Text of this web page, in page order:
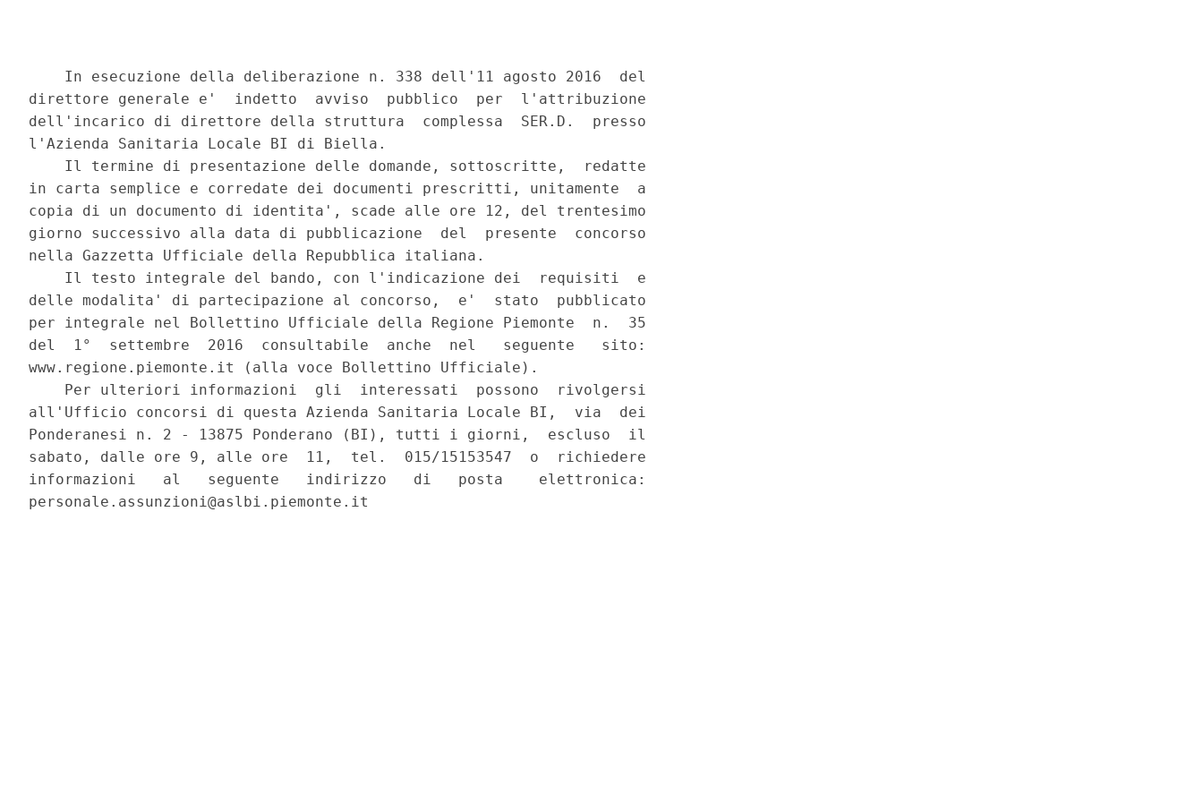
    In esecuzione della deliberazione n. 338 dell'11 agosto 2016  del
direttore generale e'  indetto  avviso  pubblico  per  l'attribuzione
dell'incarico di direttore della struttura  complessa  SER.D.  presso
l'Azienda Sanitaria Locale BI di Biella.
    Il termine di presentazione delle domande, sottoscritte,  redatte
in carta semplice e corredate dei documenti prescritti, unitamente  a
copia di un documento di identita', scade alle ore 12, del trentesimo
giorno successivo alla data di pubblicazione  del  presente  concorso
nella Gazzetta Ufficiale della Repubblica italiana.
    Il testo integrale del bando, con l'indicazione dei  requisiti  e
delle modalita' di partecipazione al concorso,  e'  stato  pubblicato
per integrale nel Bollettino Ufficiale della Regione Piemonte  n.  35
del  1°  settembre  2016  consultabile  anche  nel   seguente   sito:
www.regione.piemonte.it (alla voce Bollettino Ufficiale).
    Per ulteriori informazioni  gli  interessati  possono  rivolgersi
all'Ufficio concorsi di questa Azienda Sanitaria Locale BI,  via  dei
Ponderanesi n. 2 - 13875 Ponderano (BI), tutti i giorni,  escluso  il
sabato, dalle ore 9, alle ore  11,  tel.  015/15153547  o  richiedere
informazioni   al   seguente   indirizzo   di   posta    elettronica:
personale.assunzioni@aslbi.piemonte.it